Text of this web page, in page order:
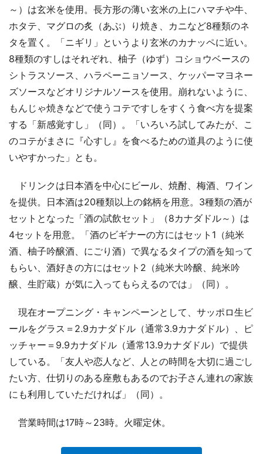
～）は玄米を使用。長方形の薄い玄米の上にハマチや牛、
ホタテ、マグロの炙（あぶ）り焼き、カニなど8種類のネ
タを置く。「ニギリ」というより玄米のカナッペに近い。
8種類のすしはそれぞれ、柚子（ゆず）コショウベースの
シトラスソース、ハラペーニョソース、ケッパーマヨネー
ズソースなどオリジナルソースを使用。崩れないように、
もんじゃ焼きなどで使うコテですしをすくう食べ方を提案
する「新感覚すし」（同）。「いろいろ試してみたが、こ
のコテがまさに『心すし』を食べるための道具のように使
いやすかった」とも。
ドリンクは日本酒を中心にビール、焼酎、梅酒、ワイン
を提供。日本酒は20種類以上の銘柄を用意。3種類の酒が
セットとなった「酒の試飲セット」（8カナダドル～）は
4セットを用意。「酒のビギナーの方にはセット1（純米
酒、柚子吟醸酒、にごり酒）で異なるタイプの酒を知って
もらい、酒好きの方にはセット2（純米大吟醸、純米吟
醸、生貯蔵）が気に入ってもらえるのでは」（同）。
現在オープニング・キャンペーンとして、サッポロ生ビ
ールをグラス＝2.9カナダドル（通常3.9カナダドル）、ピ
ッチャー＝9.9カナダドル（通常13.9カナダドル）で提供
している。「友人や恋人など、人との時間を大切に過ごし
たい方、仕切りのある座敷もあるのでお子さん連れの家族
にも利用していただければ」（同）。
営業時間は17時～23時。火曜定休。